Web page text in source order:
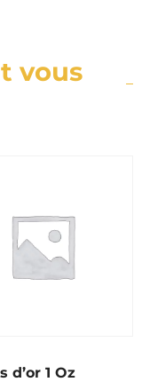
vous
d’or 1 Oz